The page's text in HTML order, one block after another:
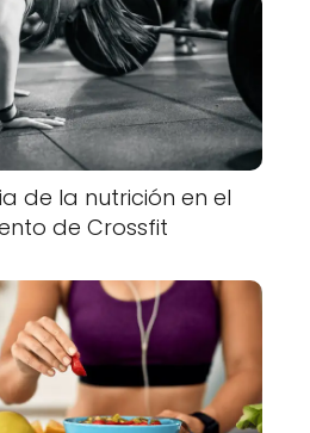
de la nutrición en el
de Crossfit